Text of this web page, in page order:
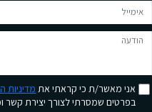
אני מאשר/ת כי קראתי את מדיניות
בפרטים שמסרתי לצורך יצירת קשר